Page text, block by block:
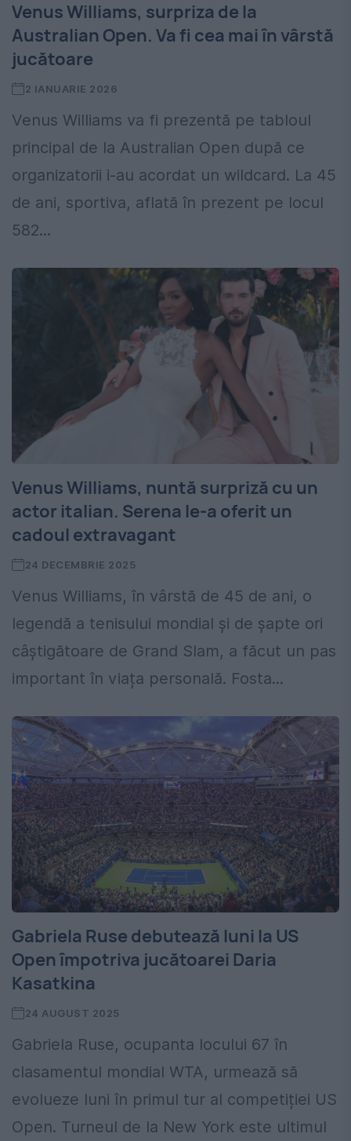
Venus Williams, surpriza de la
Australian Open. Va fi cea mai în vârstă
jucătoare
2 IANUARIE 2026
Venus Williams va fi prezentă pe tabloul
principal de la Australian Open după ce
organizatorii i-au acordat un wildcard. La 45
de ani, sportiva, aflată în prezent pe locul
582...
Venus Williams, nuntă surpriză cu un
actor italian. Serena le-a oferit un
cadoul extravagant
24 DECEMBRIE 2025
Venus Williams, în vârstă de 45 de ani, o
legendă a tenisului mondial și de șapte ori
câștigătoare de Grand Slam, a făcut un pas
important în viața personală. Fosta...
Gabriela Ruse debutează luni la US
Open împotriva jucătoarei Daria
Kasatkina
24 AUGUST 2025
Gabriela Ruse, ocupanta locului 67 în
clasamentul mondial WTA, urmează să
evolueze luni în primul tur al competiției US
Open. Turneul de la New York este ultimul